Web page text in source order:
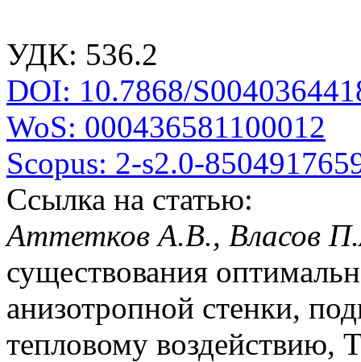
УДК: 536.2
DOI: 10.7868/
WoS: 000436581100012
Scopus: 2-s2.0-
Ссылка на статью:
Аттетков А.В., Власов
существования
анизотропной стенки,
тепловому